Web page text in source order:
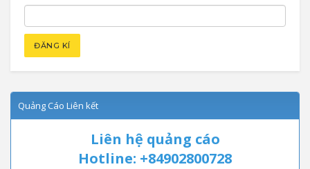
Quảng Cáo Liên kết
Liên hệ quảng cáo
Hotline: +84902800728